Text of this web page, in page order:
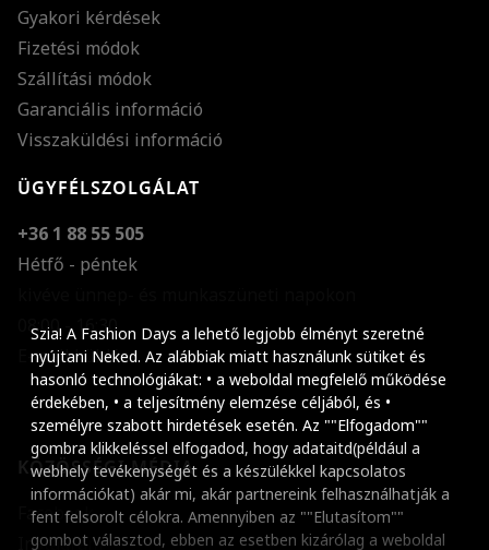
Szia! A Fashion Days a lehető legjobb élményt szeretné
nyújtani Neked. Az alábbiak miatt használunk sütiket és
hasonló technológiákat: • a weboldal megfelelő működése
érdekében, • a teljesítmény elemzése céljából, és •
személyre szabott hirdetések esetén. Az ""Elfogadom""
gombra klikkeléssel elfogadod, hogy adataitd(például a
webhely tevékenységét és a készülékkel kapcsolatos
információkat) akár mi, akár partnereink felhasználhatják a
fent felsorolt célokra. Amennyiben az ""Elutasítom""
gombot választod, ebben az esetben kizárólag a weboldal
Gyakori kérdések
Fizetési módok
Szállítási módok
Garanciális információ
Visszaküldési információ
ÜGYFÉLSZOLGÁLAT
+36 1 88 55 505
Hétfő - péntek
08:00 - 16:30
E-mail küldése
KÖZÖSSÉGI MÉDIA
Facebook
Instagram
Szöveg méretének
Szóköz növelése
Szóköz csökkentése
Sortávolság
Sortávolság